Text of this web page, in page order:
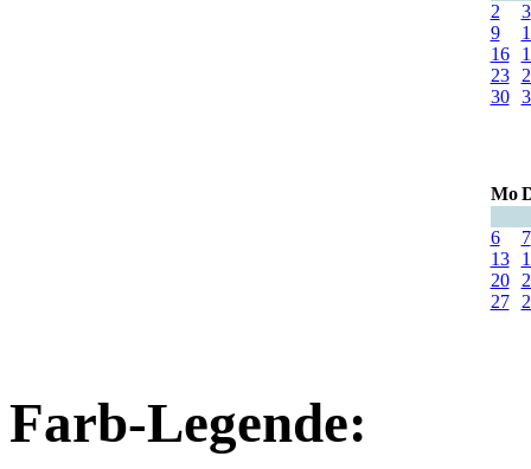
2
3
9
16
23
30
Mo
6
7
13
20
27
Farb-Legende: